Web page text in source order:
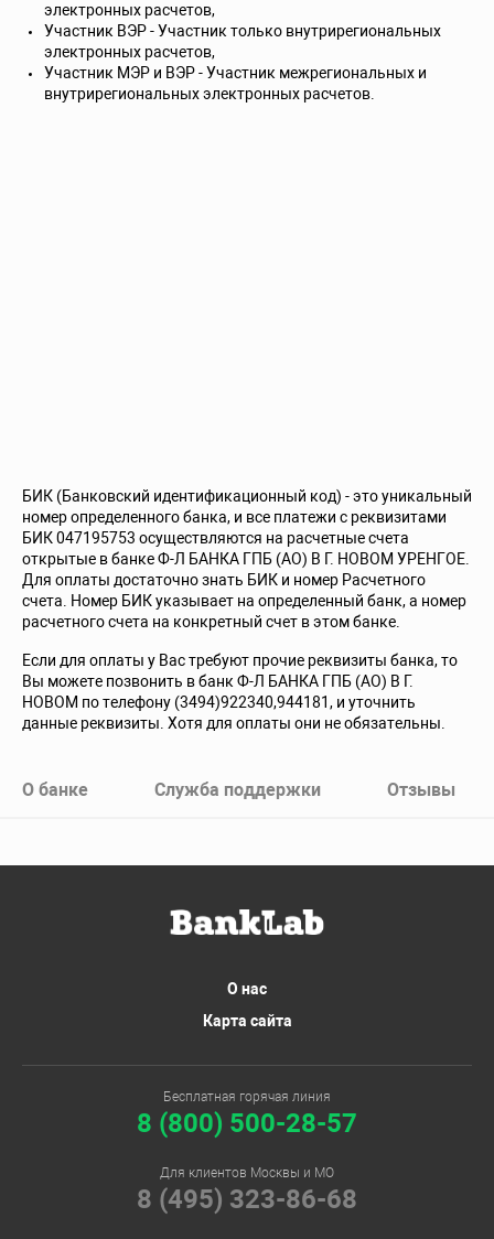
электронных расчетов,
Участник ВЭР - Участник только внутрирегиональных
электронных расчетов,
Участник МЭР и ВЭР - Участник межрегиональных и
внутрирегиональных электронных расчетов.
БИК (Банковский идентификационный код) - это уникальный
номер определенного банка, и все платежи с реквизитами
БИК 047195753 осуществляются на расчетные счета
открытые в банке Ф-Л БАНКА ГПБ (АО) В Г. НОВОМ УРЕНГОЕ.
Для оплаты достаточно знать БИК и номер Расчетного
счета. Номер БИК указывает на определенный банк, а номер
расчетного счета на конкретный счет в этом банке.
Если для оплаты у Вас требуют прочие реквизиты банка, то
Вы можете позвонить в банк Ф-Л БАНКА ГПБ (АО) В Г.
НОВОМ по телефону (3494)922340,944181, и уточнить
данные реквизиты. Хотя для оплаты они не обязательны.
О банке Служба поддержки Отзывы
О нас
Карта сайта
Бесплатная горячая линия
8 (800) 500-28-57
Для клиентов Москвы и МО
8 (495) 323-86-68